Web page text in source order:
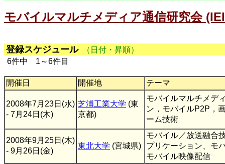
モバイルマルチメディア通信研究会
登録スケジュール
（日付・昇順）
6件中 1～6件目
開催日 開催地 テーマ
2008年7月23日(水)
- 7月24日(木)
芝浦工業大学 (東
京都)
モバイルマルチメデ
ン，モバイルP2P，
ーム技術
2008年9月25日(木)
- 9月26日(金)
東北大学 (宮城県)
モバイル／放送融合
プリケーション、モ
モバイル映像配信